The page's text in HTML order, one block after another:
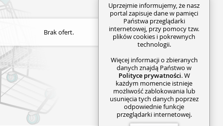
Brak ofert.
Uprzejmie informujemy, że nasz
portal zapisuje dane w pamięci
Państwa przeglądarki
internetowej, przy pomocy tzw.
plików cookies i pokrewnych
technologii.
Więcej informacji o zbieranych
danych znajdą Państwo w
Polityce prywatności. W
każdym momencie istnieje
możliwość zablokowania lub
usunięcia tych danych poprzez
odpowiednie funkcje
przeglądarki internetowej.